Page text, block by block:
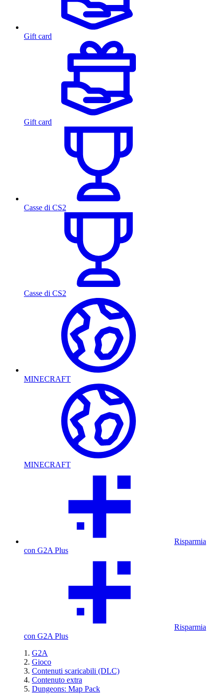
Gift card
Gift card
Casse di CS2
Casse di CS2
MINECRAFT
MINECRAFT
Risparmia
con G2A Plus
Risparmia
con G2A Plus
G2A
Gioco
Contenuti scaricabili (DLC)
Contenuto extra
Dungeons: Map Pack